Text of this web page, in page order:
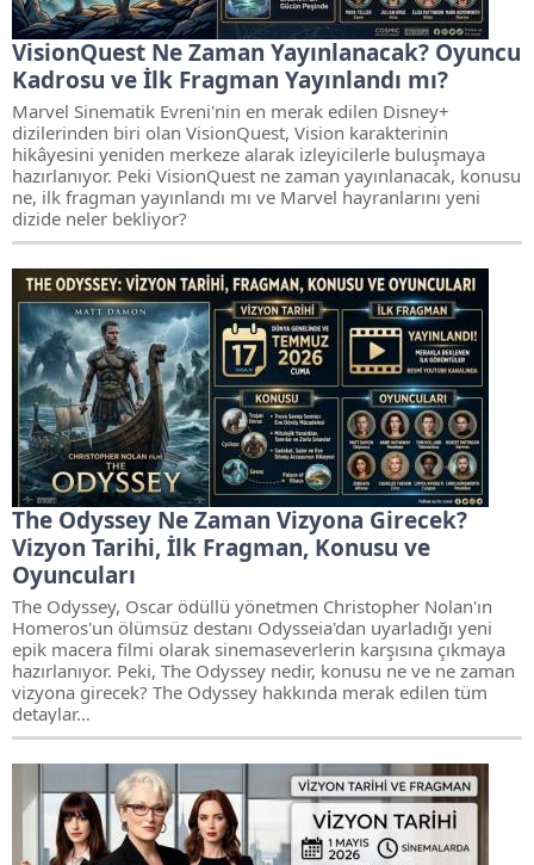
VisionQuest Ne Zaman Yayınlanacak? Oyuncu
Kadrosu ve İlk Fragman Yayınlandı mı?
Marvel Sinematik Evreni'nin en merak edilen Disney+
dizilerinden biri olan VisionQuest, Vision karakterinin
hikâyesini yeniden merkeze alarak izleyicilerle buluşmaya
hazırlanıyor. Peki VisionQuest ne zaman yayınlanacak, konusu
ne, ilk fragman yayınlandı mı ve Marvel hayranlarını yeni
dizide neler bekliyor?
The Odyssey Ne Zaman Vizyona Girecek?
Vizyon Tarihi, İlk Fragman, Konusu ve
Oyuncuları
The Odyssey, Oscar ödüllü yönetmen Christopher Nolan'ın
Homeros'un ölümsüz destanı Odysseia'dan uyarladığı yeni
epik macera filmi olarak sinemaseverlerin karşısına çıkmaya
hazırlanıyor. Peki, The Odyssey nedir, konusu ne ve ne zaman
vizyona girecek? The Odyssey hakkında merak edilen tüm
detaylar…